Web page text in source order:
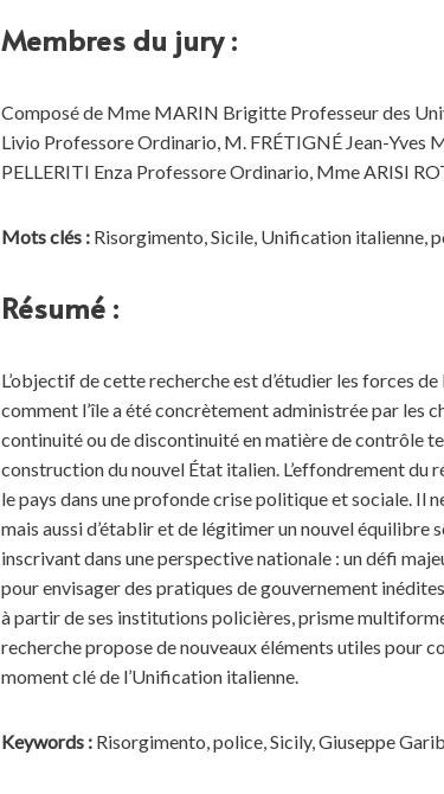
Membres du jury :
Composé de Mme MARIN Brigitte Professeur des
Livio Professore Ordinario, M. FRÉTIGNÉ Jean-
PELLERITI Enza Professore Ordinario, Mme ARISI
Mots clés : Risorgimento, Sicile, Unification italienne,
Résumé :
L’objectif de cette recherche est d’étudier les forces
comment l’île a été concrètement administrée par les
continuité ou de discontinuité en matière de contrôle
construction du nouvel État italien. L’effondrement du
le pays dans une profonde crise politique et sociale. Il
mais aussi d’établir et de légitimer un nouvel équilibre
inscrivant dans une perspective nationale : un défi
pour envisager des pratiques de gouvernement
à partir de ses institutions policières, prisme
recherche propose de nouveaux éléments utiles pour
moment clé de l’Unification italienne.
Keywords : Risorgimento, police, Sicily, Giuseppe